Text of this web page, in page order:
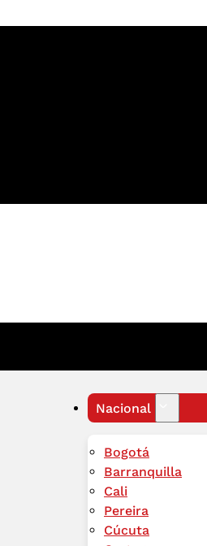
Nacional
Bogotá
Barranquilla
Cali
Pereira
Cúcuta